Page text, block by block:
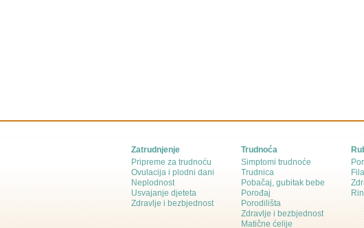
Zatrudnjenje
Pripreme za trudnoću
Ovulacija i plodni dani
Neplodnost
Usvajanje djeteta
Zdravlje i bezbjednost
Trudnoća
Simptomi trudnoće
Trudnica
Pobačaj, gubitak bebe
Porođaj
Porodilišta
Zdravlje i bezbjednost
Matične ćelije